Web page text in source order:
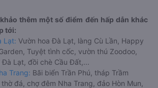
thêm một số điểm đến hấp dẫn khác
tới:
Lạt: Vườn hoa Đà Lạt, làng Cù Lần, Happy
Tuyệt tình cốc, vườn thú Zoodoo,
Đà Lạt, đồi chè Cầu Đất,...
Trang: Bãi biển Trần Phú, tháp Trầm
đá, chợ đêm Nha Trang, đảo Hòn Mun,